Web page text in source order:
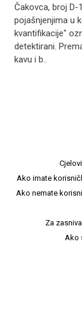
Čakovca, broj D-
pojašnjenjima u
kvantifikacije"
detektirani.
kavu i b..
Ako imate
Ako nemate
Za
Ako